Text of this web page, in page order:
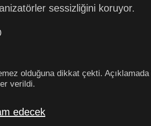
sessizliğini koruyor.
olduğuna dikkat çekti. Açıklamada
verildi.
edecek